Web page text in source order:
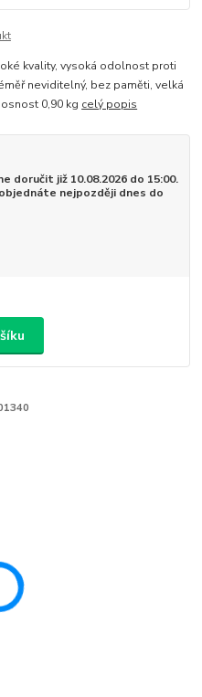
kvality, vysoká odolnost proti
neviditelný, bez paměti, velká
0,90 kg celý popis
doručit již 10.08.2026 do 15:00.
nejpozději dnes do